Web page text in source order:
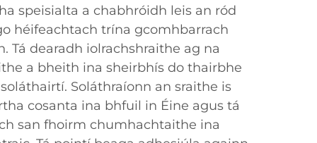
speisialta a chabhróidh leis an ród
héifeachtach trína gcomhbarrach
Tá dearadh iolrachshraithe ag na
a bheith ina sheirbhís do thairbhe
Soláthraíonn an sraithe is
cosanta ina bhfuil in Éine agus tá
san fhoirm chumhachtaithe ina